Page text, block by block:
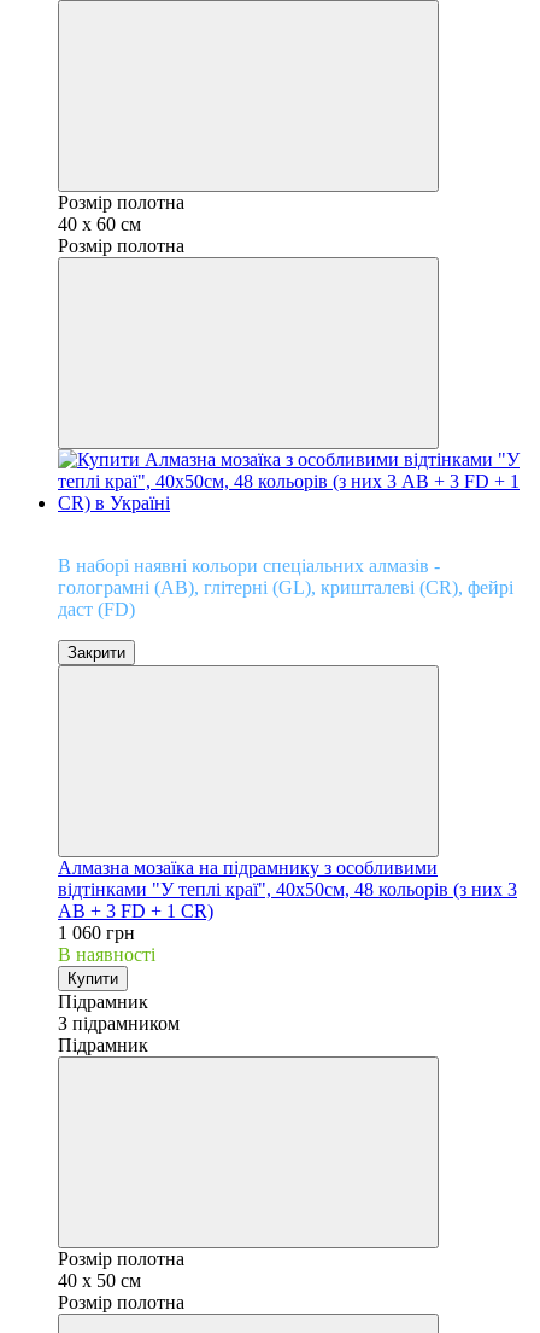
Розмір полотна
40 х 60 см
Розмір полотна
В наборі наявні кольори спеціальних алмазів -
голограмні (АВ), глітерні (GL), кришталеві (CR), фейрі
даст (FD)
Закрити
Алмазна мозаїка на підрамнику з особливими
відтінками "У теплі краї", 40х50см, 48 кольорів (з них 3
АВ + 3 FD + 1 CR)
1 060 грн
В наявності
Купити
Підрамник
З підрамником
Підрамник
Розмір полотна
40 х 50 см
Розмір полотна